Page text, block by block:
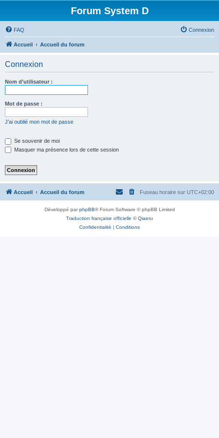
Forum System D
FAQ Connexion
Accueil Accueil du forum
Connexion
Nom d’utilisateur :
Mot de passe :
J’ai oublié mon mot de passe
Se souvenir de moi
Masquer ma présence lors de cette session
Accueil Accueil du forum Fuseau horaire sur UTC+02:00
Développé parphpBB® Forum Software © phpBB Limited
Traduction française officielle ©Qiaeru
Confidentialité | Conditions